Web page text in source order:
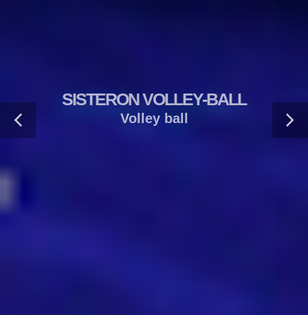
SISTERON VOLLEY-BALL
Volley ball